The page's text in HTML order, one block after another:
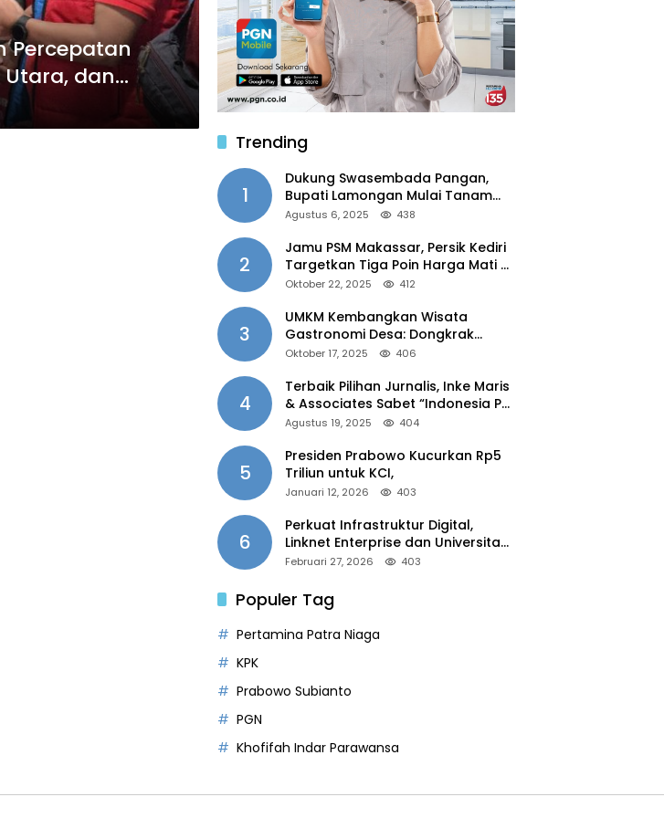
Percepatan
Trending
1
Dukung Swasembada Pangan,
Bupati Lamongan Mulai Tanam
Padi Musim Ketiga
Agustus 6, 2025 438
2
Jamu PSM Makassar, Persik Kediri
Targetkan Tiga Poin Harga Mati di
Kandang
Oktober 22, 2025 412
3
UMKM Kembangkan Wisata
Gastronomi Desa: Dongkrak
Ekonomi Daerah, Perluas Pasar
Oktober 17, 2025 406
4
Terbaik Pilihan Jurnalis, Inke Maris
& Associates Sabet “Indonesia PR
of the Year 2025”
Agustus 19, 2025 404
5
Presiden Prabowo Kucurkan Rp5
Triliun untuk KCI,
Januari 12, 2026 403
6
Perkuat Infrastruktur Digital,
Linknet Enterprise dan Universitas
Jember Jalin Kolaborasi Smart
Februari 27, 2026 403
Populer Tag
Pertamina Patra Niaga
KPK
Prabowo Subianto
PGN
Khofifah Indar Parawansa